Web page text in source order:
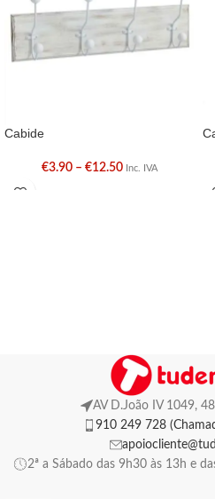
Cabide
€3.90 – €12.50 Inc. IVA
AV D.João IV 1049,
910 249 728
2ª a Sábado das 9h30 às 13h e